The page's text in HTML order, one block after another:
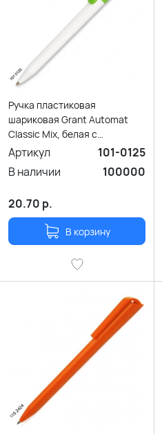
Ручка пластиковая
шариковая Grant Automat
Classic Mix, белая с
фисташковым
Артикул
101-0125
В наличии
100000
20.70 р.
В корзину